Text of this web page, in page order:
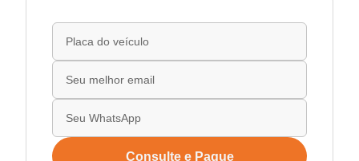
Consulte e Pague